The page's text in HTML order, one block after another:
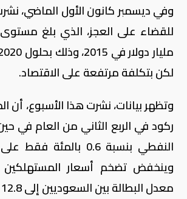
وفي ديسمبر كانون الأول الماضي،
لكن بتكلفة مرتفعة على الاقتصاد.
وتظهر بيانات، نشرت هذا الأسبوع، أن
ركود في الربع الثاني من العام في
النفطي بنسبة 0.6
وينخفض تضخم أسعار
معدل البطالة بين السعوديين إلى 12.8 في المئة.